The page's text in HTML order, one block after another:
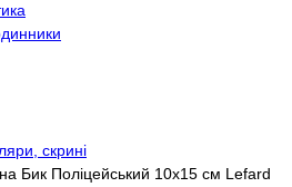
скрині
Бик Поліцейський 10х15 см Lefard